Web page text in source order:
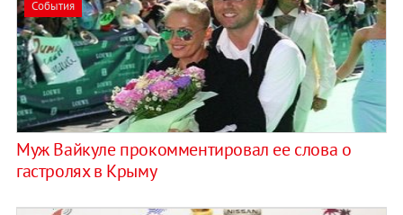
События
Муж Вайкуле прокомментировал ее слова о
гастролях в Крыму